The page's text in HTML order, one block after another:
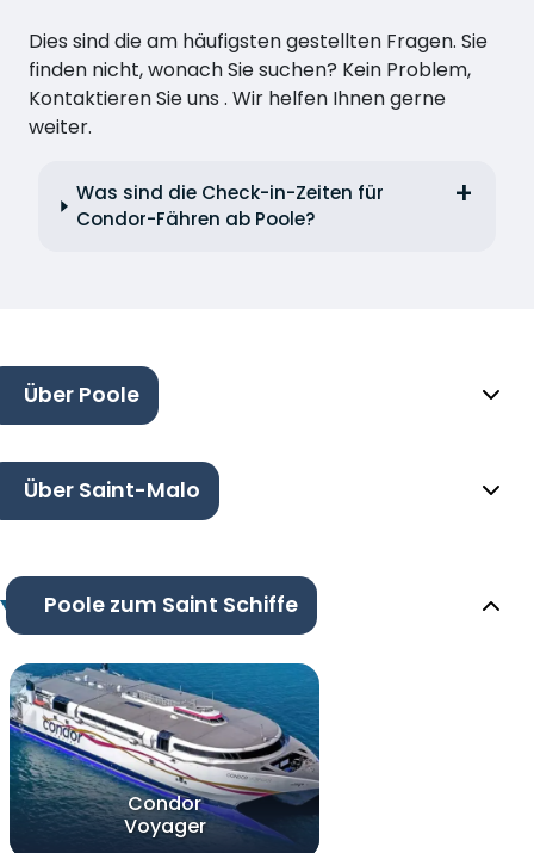
Dies sind die am häufigsten gestellten Fragen. Sie
finden nicht, wonach Sie suchen? Kein Problem,
Kontaktieren Sie uns . Wir helfen Ihnen gerne
weiter.
Was sind die Check-in-Zeiten für
Condor-Fähren ab Poole?
Über Poole
Über Saint-Malo
Poole zum Saint Schiffe
Condor
Voyager